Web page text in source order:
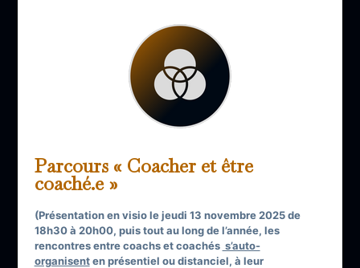
Parcours « Coacher et être
coaché.e »
(Présentation en visio le jeudi 13 novembre 2025 de
18h30 à 20h00, puis tout au long de l’année, les
rencontres entre coachs et coachés s’auto-
organisenten présentiel ou distanciel, à leur